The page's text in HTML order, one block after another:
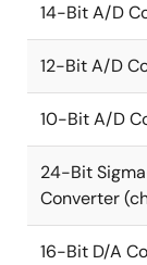
14-Bit A/D
12-Bit A/D
10-Bit A/D
24-Bit
Converter
16-Bit D/A